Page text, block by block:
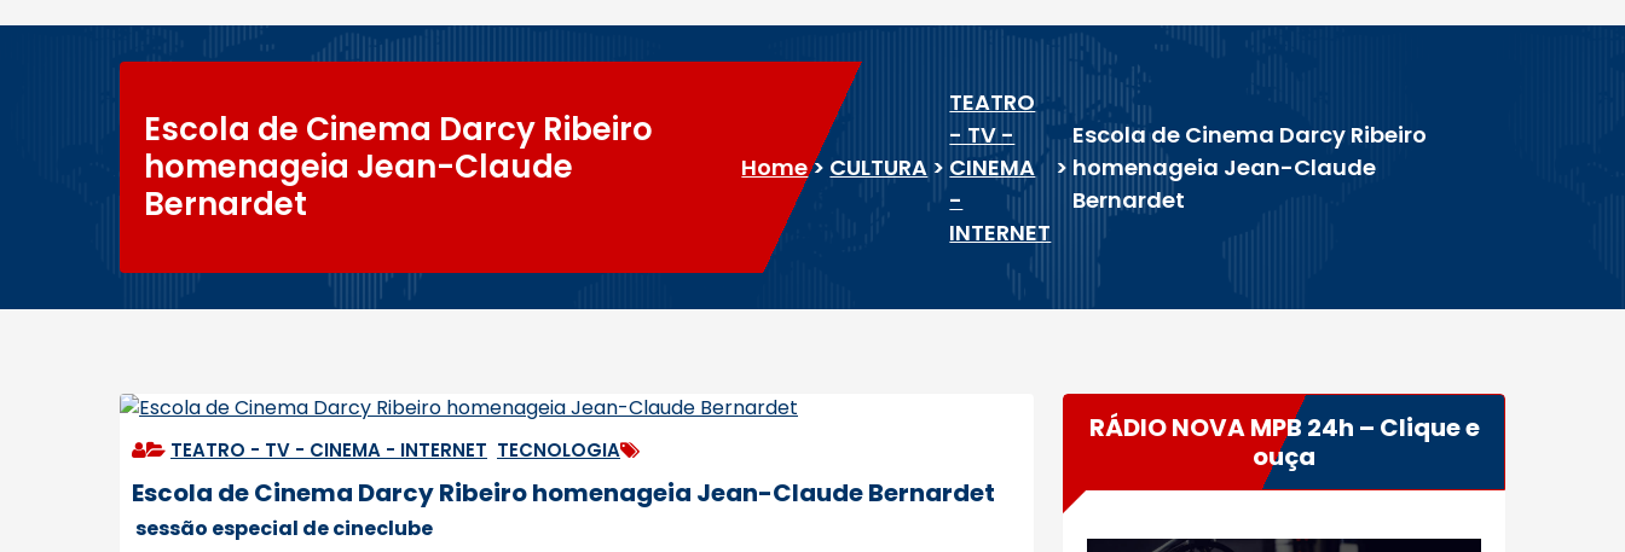
Escola de Cinema Darcy Ribeiro
homenageia Jean-Claude
Bernardet
Home> CULTURA >
TEATRO
- TV -
CINEMA
-
INTERNET
>
Escola de Cinema Darcy Ribeiro
homenageia Jean-Claude
Bernardet
TEATRO - TV - CINEMA - INTERNET TECNOLOGIA
Escola de Cinema Darcy Ribeiro homenageia Jean-Claude Bernardet
sessão especial de cineclube
RÁDIO NOVA MPB 24h – Clique e
ouça